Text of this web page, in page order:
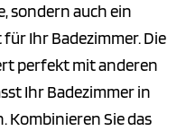
sondern auch ein
Ihr Badezimmer. Die
perfekt mit anderen
Ihr Badezimmer in
Kombinieren Sie das